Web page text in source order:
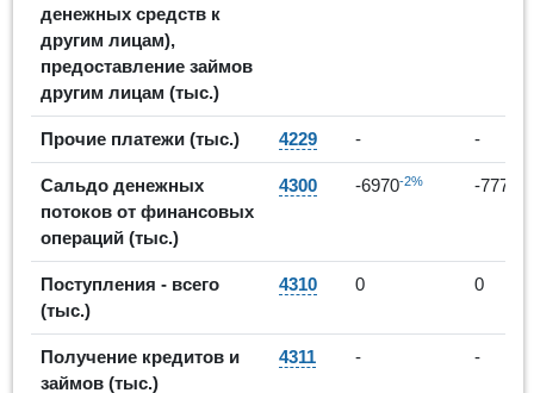
денежных средств к
другим лицам),
предоставление займов
другим лицам (тыс.)
Прочие платежи (тыс.) 4229 - -
Сальдо денежных
потоков от финансовых
операций (тыс.)
4300 -6970-2% -7779
Поступления - всего
(тыс.)
4310 0 0
Получение кредитов и
займов (тыс.)
4311 - -